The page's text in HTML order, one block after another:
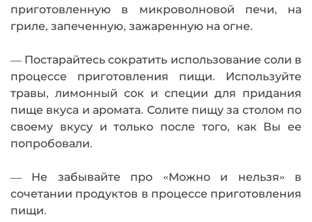
приготовленную в микроволновой печи, на
гриле, запеченную, зажаренную на огне.
— Постарайтесь сократить использование соли в
процессе приготовления пищи. Используйте
травы, лимонный сок и специи для придания
пище вкуса и аромата. Солите пищу за столом по
своему вкусу и только после того, как Вы ее
попробовали.
— Не забывайте про «Можно и нельзя» в
сочетании продуктов в процессе приготовления
пищи.